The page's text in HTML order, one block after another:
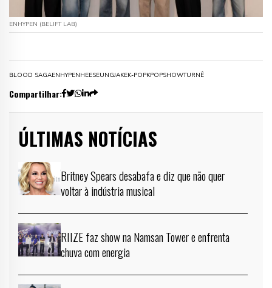
ENHYPEN (BELIFT LAB)
BLOOD SAGAENHYPENHEESEUNGJAKEK-POPKPOPSHOWTURNÊ
Compartilhar:
ÚLTIMAS NOTÍCIAS
Britney Spears desabafa e diz que não quer
voltar à indústria musical
RIIZE faz show na Namsan Tower e enfrenta
chuva com energia